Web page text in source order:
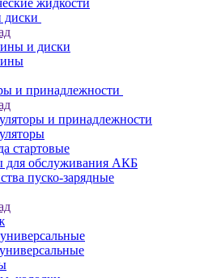
жидкости
и диски
и принадлежности
и принадлежности
стартовые
для обслуживания АКБ
пуско-зарядные